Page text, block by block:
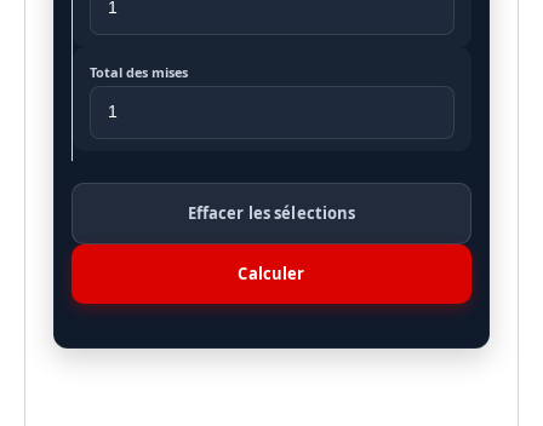
Total des mises
Effacer les sélections
Calculer